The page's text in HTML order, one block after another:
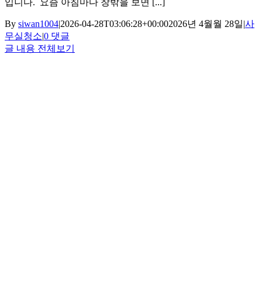
입니다. ​ 요즘 아침마다 창밖을 보면 [...]
By siwan1004|2026-04-28T03:06:28+00:002026년 4월월 28일|사
무실청소|0 댓글
글 내용 전체보기